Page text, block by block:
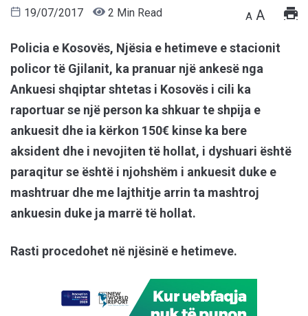
19/07/2017 2 Min Read A A
Policia e Kosovës, Njësia e hetimeve e stacionit
policor të Gjilanit, ka pranuar një ankesë nga
Ankuesi shqiptar shtetas i Kosovës i cili ka
raportuar se një person ka shkuar te shpija e
ankuesit dhe ia kërkon 150€ kinse ka bere
aksident dhe i nevojiten të hollat, i dyshuari është
paraqitur se është i njohshëm i ankuesit duke e
mashtruar dhe me lajthitje arrin ta mashtroj
ankuesin duke ja marrë të hollat.
Rasti procedohet në njësinë e hetimeve.